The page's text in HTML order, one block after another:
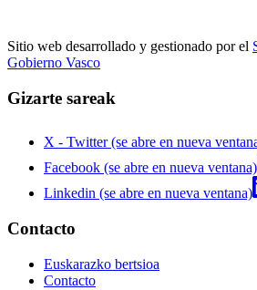
Sitio web desarrollado y gestionado por el
Gobierno Vasco
Gizarte sareak
X - Twitter (se abre en nueva
Facebook (se abre en nueva ventana)
Linkedin (se abre en nueva ventana)
Contacto
Euskarazko bertsioa
Contacto